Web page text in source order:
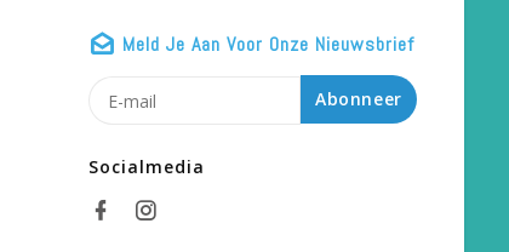
Meld Je Aan Voor Onze Nieuwsbrief
Abonneer
Socialmedia